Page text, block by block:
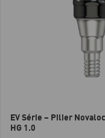
EV Série – Pilier
HG 1.0